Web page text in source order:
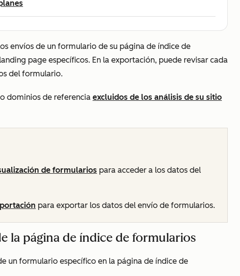
envíos de un formulario de su página de índice de
page específicos. En la exportación, puede revisar cada
del formulario.
dominios de referencia excluidos de los análisis de su sitio
de formularios para acceder a los datos del
para exportar los datos del envío de formularios.
la página de índice de formularios
un formulario específico en la página de índice de